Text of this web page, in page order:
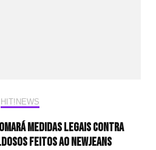
HIT!NEWS
medidas legais contra
feitos ao NewJeans